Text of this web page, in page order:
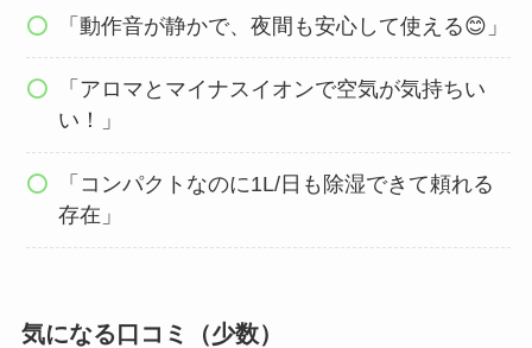
「動作音が静かで、夜間も安心して使える😊」
「アロマとマイナスイオンで空気が気持ちい
い！」
「コンパクトなのに1L/日も除湿できて頼れる
存在」
気になる口コミ（少数）